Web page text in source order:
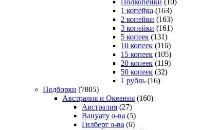
1 копейка (163)
2 копейки (163)
3 копейки (161)
5 копеек (131)
10 копеек (116)
15 копеек (105)
20 копеек (119)
50 копеек (32)
1 рубль (16)
Подборки (7805)
Австралия и Океания (160)
Австралия (27)
Вануату о-ва (5)
Гилберт о-ва (6)